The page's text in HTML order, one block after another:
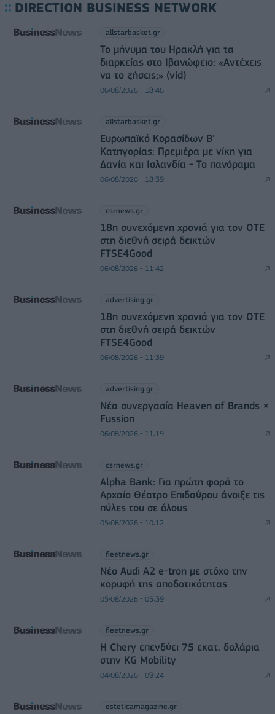
DIRECTION BUSINESS NETWORK
allstarbasket.gr
Το μήνυμα του Ηρακλή για τα
διαρκείας στο Ιβανώφειο: «Αντέχεις
να το ζήσεις;» (vid)
06/08/2026 - 18:46
allstarbasket.gr
Ευρωπαϊκό Κορασίδων Β'
Κατηγορίας: Πρεμιέρα με νίκη για
Δανία και Ισλανδία - Το πανόραμα
06/08/2026 - 18:39
csrnews.gr
18η συνεχόμενη χρονιά για τον ΟΤΕ
στη διεθνή σειρά δεικτών
FTSE4Good
06/08/2026 - 11:42
advertising.gr
18η συνεχόμενη χρονιά για τον ΟΤΕ
στη διεθνή σειρά δεικτών
FTSE4Good
06/08/2026 - 11:39
advertising.gr
Νέα συνεργασία Heaven of Brands ×
Fussion
06/08/2026 - 11:19
csrnews.gr
Alpha Bank: Για πρώτη φορά το
Αρχαίο Θέατρο Επιδαύρου άνοιξε τις
πύλες του σε όλους
05/08/2026 - 10:12
fleetnews.gr
Νέο Audi A2 e-tron με στόχο την
κορυφή της αποδοτικότητας
05/08/2026 - 05:39
fleetnews.gr
Η Chery επενδύει 75 εκατ. δολάρια
στην KG Mobility
04/08/2026 - 09:24
esteticamagazine.gr